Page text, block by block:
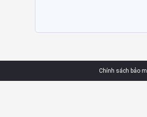
Chính sách bảo